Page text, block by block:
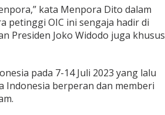
kata Menpora Dito dalam
petinggi OIC ini sengaja hadir di
Presiden Joko Widodo juga khusus
pada 7-14 Juli 2023 yang lalu
Indonesia berperan dan memberi